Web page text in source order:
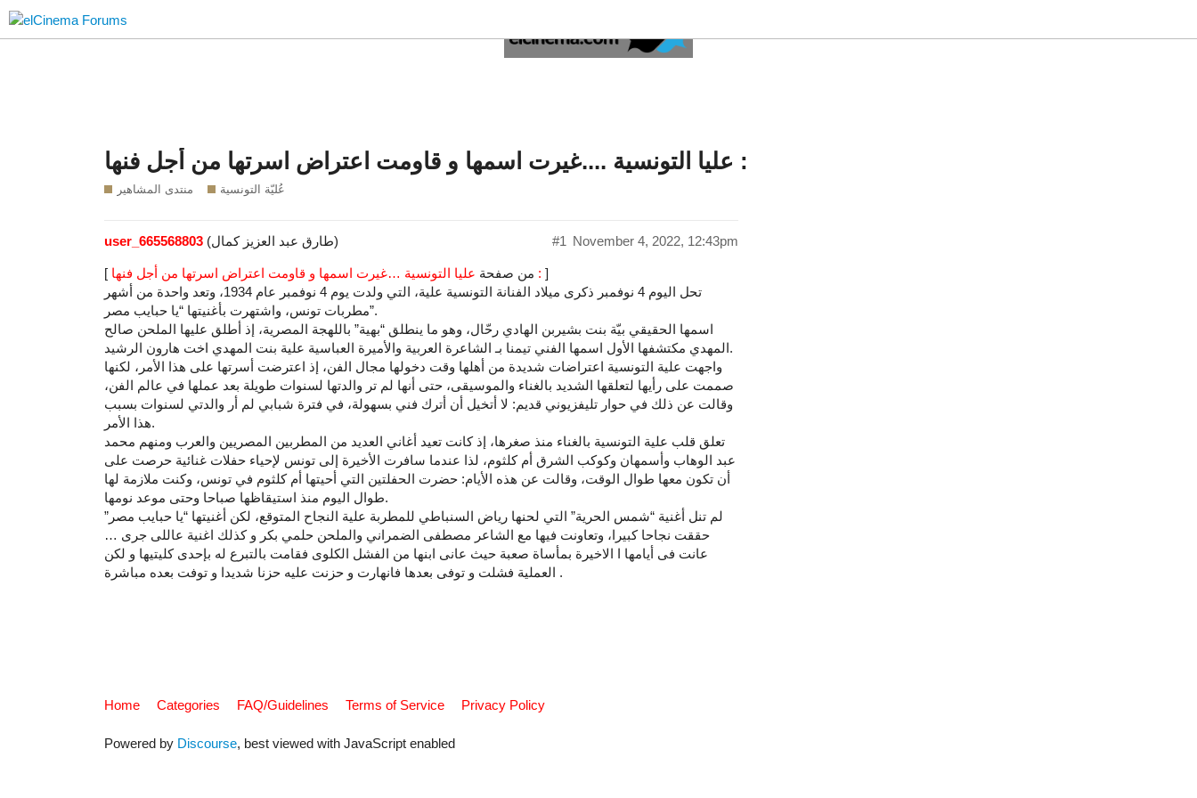
عليا التونسية ....غيرت اسمها و قاومت اعتراض اسرتها من أجل فنها :
منتدى المشاهير عُليّة التونسية
user_665568803 (طارق عبد العزيز كمال) November 4, 2022, 12:43pm
#1
[ من صفحة عليا التونسية …غيرت اسمها و قاومت اعتراض اسرتها من أجل فنها : ]
تحل اليوم 4 نوفمبر ذكرى ميلاد الفنانة التونسية علية، التي ولدت يوم 4 نوفمبر عام 1934، وتعد واحدة من أشهر
مطربات تونس، واشتهرت بأغنيتها “يا حبايب مصر”.
اسمها الحقيقي بيّة بنت بشيربن الهادي رحّال، وهو ما ينطلق “بهية” باللهجة المصرية، إذ أطلق عليها الملحن صالح
المهدي مكتشفها الأول اسمها الفني تيمنا بـ الشاعرة العربية والأميرة العباسية علية بنت المهدي اخت هارون الرشيد.
واجهت علية التونسية اعتراضات شديدة من أهلها وقت دخولها مجال الفن، إذ اعترضت أسرتها على هذا الأمر، لكنها
صممت على رأيها لتعلقها الشديد بالغناء والموسيقى، حتى أنها لم تر والدتها لسنوات طويلة بعد عملها في عالم الفن،
وقالت عن ذلك في حوار تليفزيوني قديم: لا أتخيل أن أترك فني بسهولة، في فترة شبابي لم أر والدتي لسنوات بسبب
هذا الأمر.
تعلق قلب علية التونسية بالغناء منذ صغرها، إذ كانت تعيد أغاني العديد من المطربين المصريين والعرب ومنهم محمد
عبد الوهاب وأسمهان وكوكب الشرق أم كلثوم، لذا عندما سافرت الأخيرة إلى تونس لإحياء حفلات غنائية حرصت على
أن تكون معها طوال الوقت، وقالت عن هذه الأيام: حضرت الحفلتين التي أحيتها أم كلثوم في تونس، وكنت ملازمة لها
طوال اليوم منذ استيقاظها صباحا وحتى موعد نومها.
لم تنل أغنية “شمس الحرية” التي لحنها رياض السنباطي للمطربة علية النجاح المتوقع، لكن أغنيتها “يا حبايب مصر”
حققت نجاحا كبيرا، وتعاونت فيها مع الشاعر مصطفى الضمراني والملحن حلمي بكر و كذلك اغنية عاللى جرى …
عانت فى أيامها ا الاخيرة بمأساة صعبة حيث عانى ابنها من الفشل الكلوى فقامت بالتبرع له بإحدى كليتيها و لكن
العملية فشلت و توفى بعدها فانهارت و حزنت عليه حزنا شديدا و توفت بعده مباشرة .
Home Categories FAQ/Guidelines Terms of Service Privacy Policy
Powered by Discourse, best viewed with JavaScript enabled